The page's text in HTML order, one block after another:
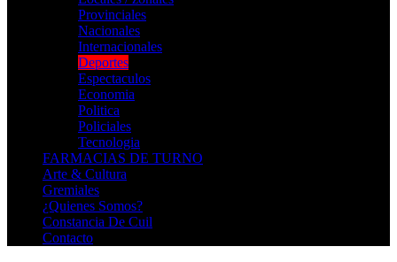
Provinciales
Nacionales
Internacionales
Deportes
Espectaculos
Economia
Politica
Policiales
Tecnologia
FARMACIAS DE TURNO
Arte & Cultura
Gremiales
¿Quienes Somos?
Constancia De Cuil
Contacto